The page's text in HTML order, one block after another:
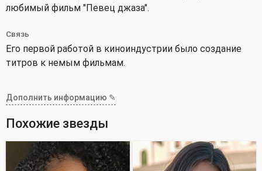
любимый фильм "Певец джаза".
Связь
Его первой работой в киноиндустрии было создание
титров к немым фильмам.
Дополнить информацию ✎
Похожие звезды